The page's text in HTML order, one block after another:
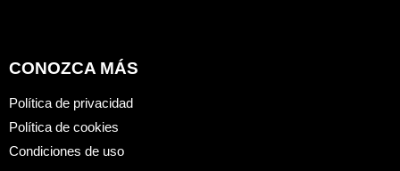
CONOZCA MÁS
Política de privacidad
Política de cookies
Condiciones de uso